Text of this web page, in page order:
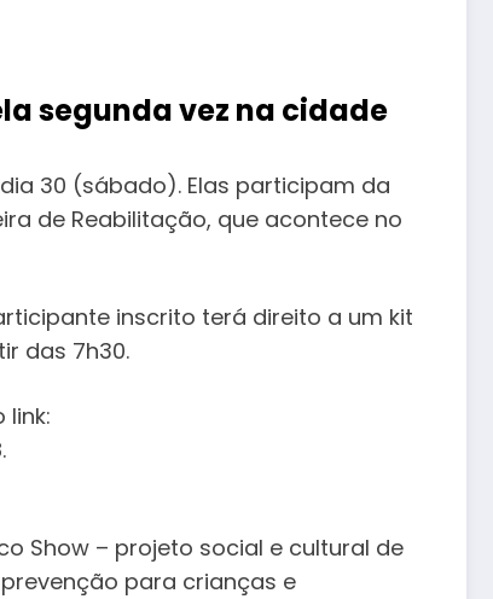
segunda vez na cidade
30 (sábado). Elas participam da
de Reabilitação, que acontece no
inscrito terá direito a um kit
das 7h30.
Show – projeto social e cultural de
para crianças e